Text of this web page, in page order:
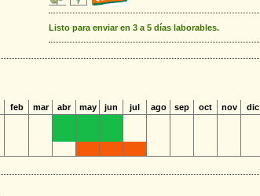
Listo para enviar en 3 a 5 días laborables.
feb mar abr may jun jul ago sep oct nov
dic